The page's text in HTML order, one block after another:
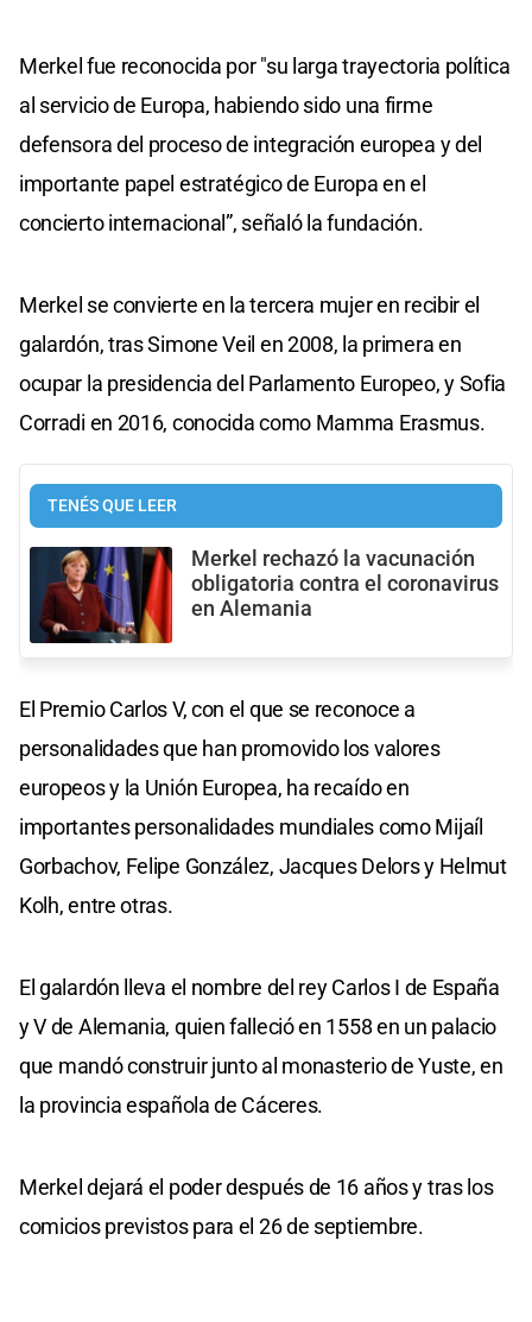
Merkel fue reconocida por "su larga trayectoria política
al servicio de Europa, habiendo sido una firme
defensora del proceso de integración europea y del
importante papel estratégico de Europa en el
concierto internacional”, señaló la fundación.
Merkel se convierte en la tercera mujer en recibir el
galardón, tras Simone Veil en 2008, la primera en
ocupar la presidencia del Parlamento Europeo, y Sofia
Corradi en 2016, conocida como Mamma Erasmus.
TENÉS QUE LEER
Merkel rechazó la vacunación
obligatoria contra el coronavirus
en Alemania
El Premio Carlos V, con el que se reconoce a
personalidades que han promovido los valores
europeos y la Unión Europea, ha recaído en
importantes personalidades mundiales como Mijaíl
Gorbachov, Felipe González, Jacques Delors y Helmut
Kolh, entre otras.
El galardón lleva el nombre del rey Carlos I de España
y V de Alemania, quien falleció en 1558 en un palacio
que mandó construir junto al monasterio de Yuste, en
la provincia española de Cáceres.
Merkel dejará el poder después de 16 años y tras los
comicios previstos para el 26 de septiembre.